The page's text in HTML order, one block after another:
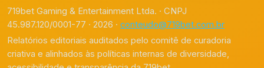
719bet Gaming & Entertainment Ltda. · CNPJ
45.987.120/0001-77 · 2026 · conteudo@719bet.com.br
Relatórios editoriais auditados pelo comitê de curadoria
criativa e alinhados às políticas internas de diversidade,